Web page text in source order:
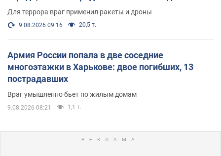
Для террора враг применил ракеты и дроны
9.08.2026 09:16 20,5 т.
Армия России попала в две соседние
многоэтажки в Харькове: двое погибших, 13
пострадавших
Враг умышленно бьет по жилым домам
9.08.2026 08:21 1,1 т.